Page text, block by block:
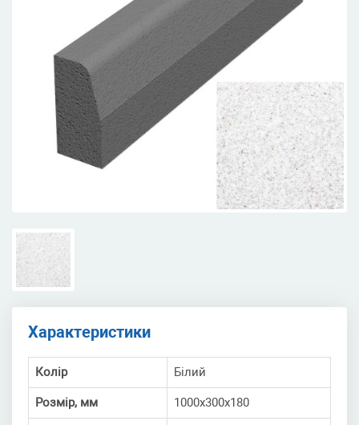
Характеристики
Колір Білий
Розмір, мм 1000х300х180